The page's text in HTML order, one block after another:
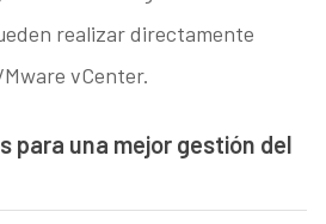
realizar directamente
vCenter.
para una mejor gestión del